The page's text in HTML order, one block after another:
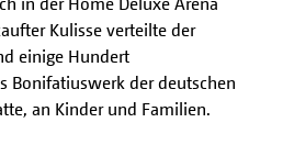
Kulisse verteilte der
einige Hundert
Bonifatiuswerk der deutschen
an Kinder und Familien.